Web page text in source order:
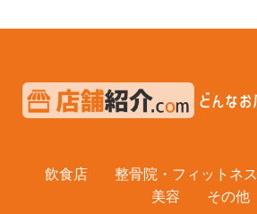
飲食店 整骨院・フィットネス
美容
その他